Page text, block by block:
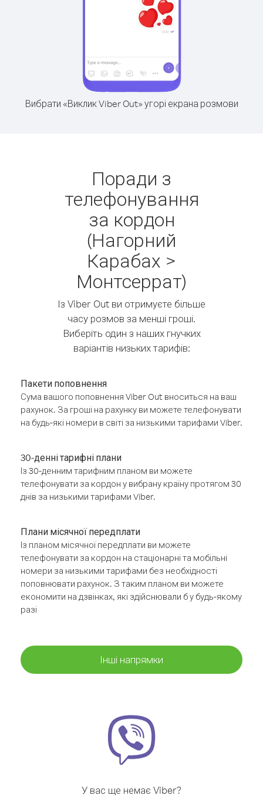
Вибрати «Виклик Viber Out» угорі екрана розмови
Поради з
телефонування
за кордон
(Нагорний
Карабах >
Монтсеррат)
Із Viber Out ви отримуєте більше
часу розмов за менші гроші.
Виберіть один з наших гнучких
варіантів низьких тарифів:
Пакети поповнення
Сума вашого поповнення Viber Out вноситься на ваш
рахунок. За гроші на рахунку ви можете телефонувати
на будь-які номери в світі за низькими тарифами Viber.
30-денні тарифні плани
Із 30-денним тарифним планом ви можете
телефонувати за кордон у вибрану країну протягом 30
днів за низькими тарифами Viber.
Плани місячної передплати
Із планом місячної передплати ви можете
телефонувати за кордон на стаціонарні та мобільні
номери за низькими тарифами без необхідності
поповнювати рахунок. З таким планом ви можете
економити на дзвінках, які здійснювали б у будь-якому
разі
Інші напрямки
У вас ще немає Viber?